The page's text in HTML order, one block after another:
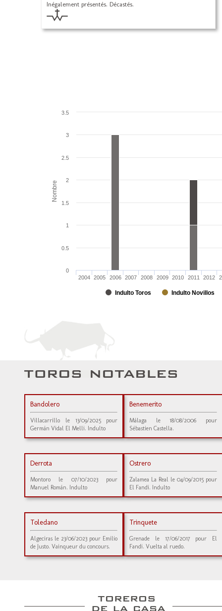
Inégalement présentés. Décastés.
Nombre
Indulto Toros Indulto Novillos
2004 2005 2006 2007 2008 2009 2010 2011 2012
0
0.5
1
1.5
2
2.5
3
3.5
Bandolero
Villacarrillo le 13/09/2025 pour
Germán Vidal El Melli. Indulto
Benemerito
Málaga le 18/08/2006 pour
Sébastien Castella.
Derrota
Montoro le 07/10/2023 pour
Manuel Román. Indulto
Ostrero
Zalamea La Real le 04/09/2015 pour
El Fandi. Indulto
Toledano
Algeciras le 23/06/2023 pour Emilio
de Justo. Vainqueur du concours.
Trinquete
Grenade le 17/06/2017 pour El
Fandi. Vuelta al ruedo.